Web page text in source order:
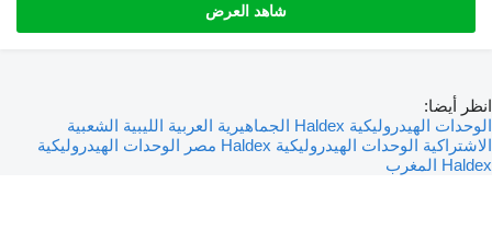
شاهد العرض
انظر أيضا:
الوحدات الهيدروليكية Haldex الجماهيرية العربية الليبية الشعبية
الاشتراكية الوحدات الهيدروليكية Haldex مصر
الوحدات الهيدروليكية
Haldex المغرب